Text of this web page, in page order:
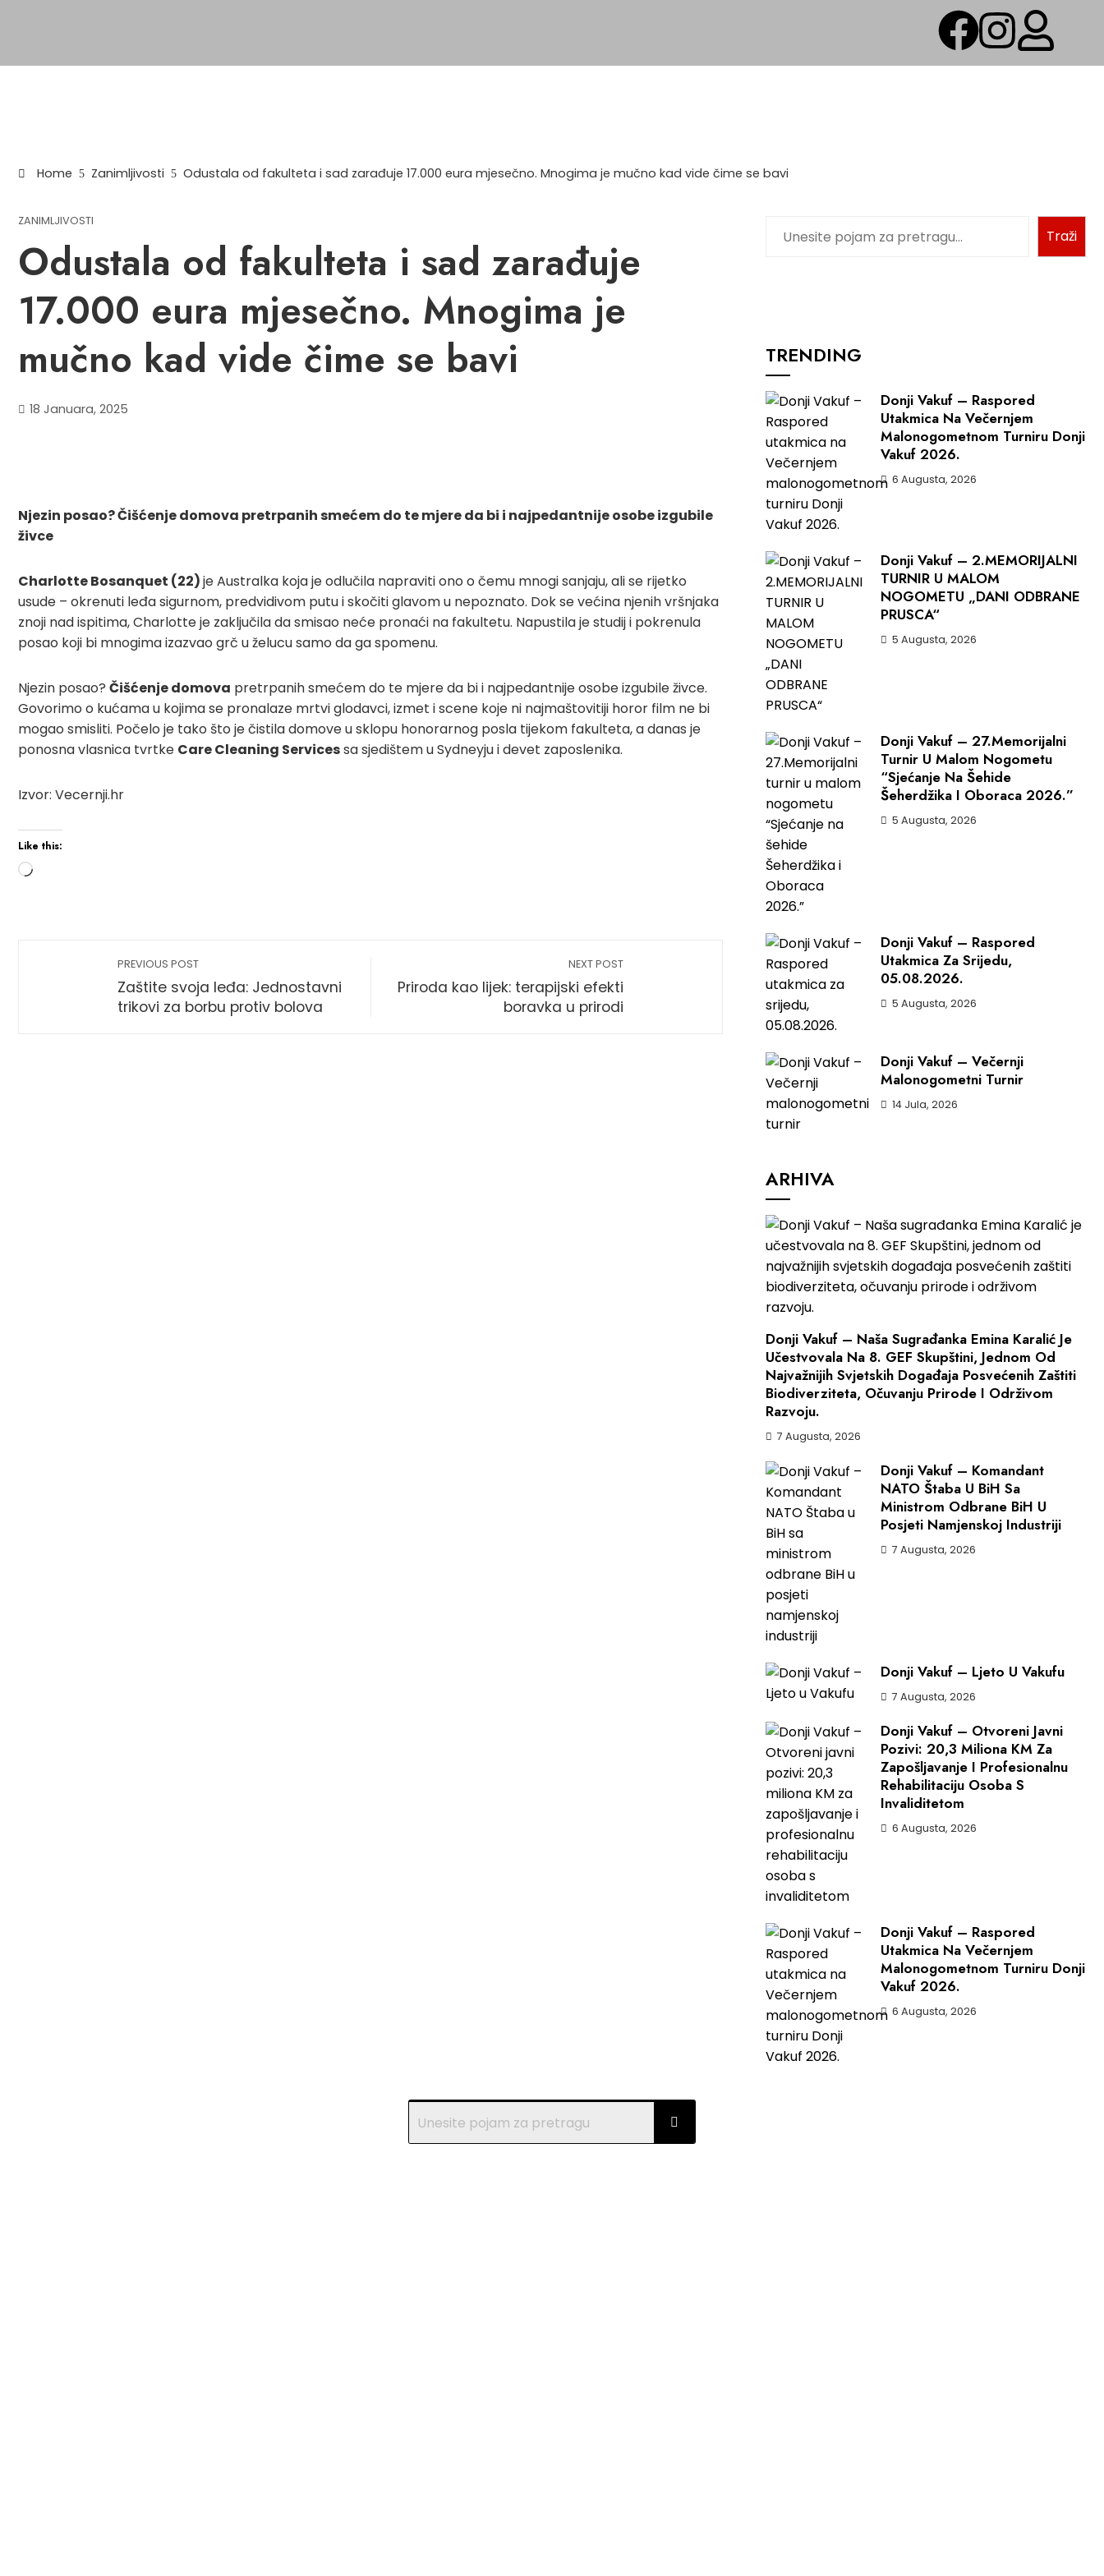
Home Zanimljivosti Odustala od fakulteta i sad zarađuje 17.000 eura mjesečno. Mnogima je mučno kad vide čime se bavi
ZANIMLJIVOSTI
Odustala od fakulteta i sad zarađuje
17.000 eura mjesečno. Mnogima je
mučno kad vide čime se bavi
18 Januara, 2025
Njezin posao? Čišćenje domova pretrpanih smećem do te mjere da bi i najpedantnije osobe izgubile
živce
Charlotte Bosanquet (22)je Australka koja je odlučila napraviti ono o čemu mnogi sanjaju, ali se rijetko
usude – okrenuti leđa sigurnom, predvidivom putu i skočiti glavom u nepoznato. Dok se većina njenih vršnjaka
znoji nad ispitima, Charlotte je zaključila da smisao neće pronaći na fakultetu. Napustila je studij i pokrenula
posao koji bi mnogima izazvao grč u želucu samo da ga spomenu.
Njezin posao? Čišćenje domova pretrpanih smećem do te mjere da bi i najpedantnije osobe izgubile živce.
Govorimo o kućama u kojima se pronalaze mrtvi glodavci, izmet i scene koje ni najmaštovitiji horor film ne bi
mogao smisliti. Počelo je tako što je čistila domove u sklopu honorarnog posla tijekom fakulteta, a danas je
ponosna vlasnica tvrtke Care Cleaning Servicessa sjedištem u Sydneyju i devet zaposlenika.
Izvor: Vecernji.hr
Like this:
PREVIOUS POST
Zaštite svoja leđa: Jednostavni
trikovi za borbu protiv bolova
NEXT POST
Priroda kao lijek: terapijski efekti
boravka u prirodi
Traži
TRENDING
Donji Vakuf – Raspored
Utakmica Na Večernjem
Malonogometnom Turniru Donji
Vakuf 2026.
6 Augusta, 2026
Donji Vakuf – 2.MEMORIJALNI
TURNIR U MALOM
NOGOMETU „DANI ODBRANE
PRUSCA“
5 Augusta, 2026
Donji Vakuf – 27.Memorijalni
Turnir U Malom Nogometu
“Sjećanje Na Šehide
Šeherdžika I Oboraca 2026.”
5 Augusta, 2026
Donji Vakuf – Raspored
Utakmica Za Srijedu,
05.08.2026.
5 Augusta, 2026
Donji Vakuf – Večernji
Malonogometni Turnir
14 Jula, 2026
ARHIVA
Donji Vakuf – Naša Sugrađanka Emina Karalić Je
Učestvovala Na 8. GEF Skupštini, Jednom Od
Najvažnijih Svjetskih Događaja Posvećenih Zaštiti
Biodiverziteta, Očuvanju Prirode I Održivom
Razvoju.
7 Augusta, 2026
Donji Vakuf – Komandant
NATO Štaba U BiH Sa
Ministrom Odbrane BiH U
Posjeti Namjenskoj Industriji
7 Augusta, 2026
Donji Vakuf – Ljeto U Vakufu
7 Augusta, 2026
Donji Vakuf – Otvoreni Javni
Pozivi: 20,3 Miliona KM Za
Zapošljavanje I Profesionalnu
Rehabilitaciju Osoba S
Invaliditetom
6 Augusta, 2026
Donji Vakuf – Raspored
Utakmica Na Večernjem
Malonogometnom Turniru Donji
Vakuf 2026.
6 Augusta, 2026